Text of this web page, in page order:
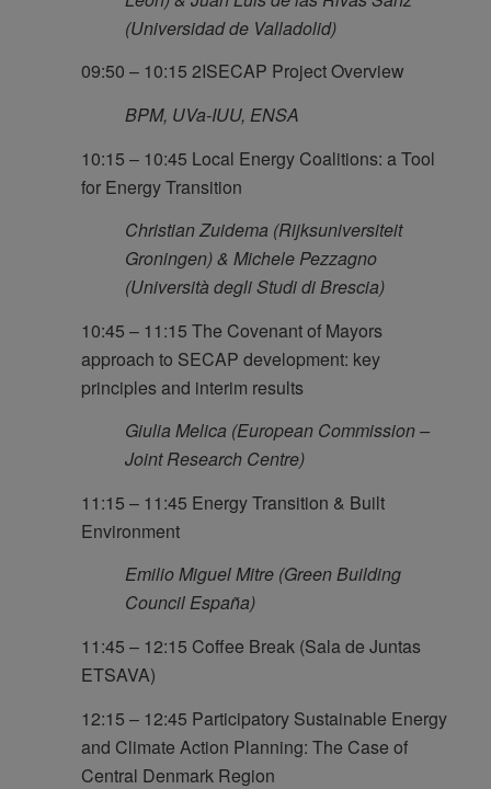
(Universidad de Valladolid)
09:50 – 10:15 2ISECAP Project Overview
BPM, UVa-IUU, ENSA
10:15 – 10:45 Local Energy Coalitions: a Tool
for Energy Transition
Christian Zuidema (Rijksuniversiteit
Groningen) & Michele Pezzagno
(Università degli Studi di Brescia)
10:45 – 11:15 The Covenant of Mayors
approach to SECAP development: key
principles and interim results
Giulia Melica (European Commission –
Joint Research Centre)
11:15 – 11:45 Energy Transition & Built
Environment
Emilio Miguel Mitre (Green Building
Council España)
11:45 – 12:15 Coffee Break (Sala de Juntas
ETSAVA)
12:15 – 12:45 Participatory Sustainable Energy
and Climate Action Planning: The Case of
Central Denmark Region